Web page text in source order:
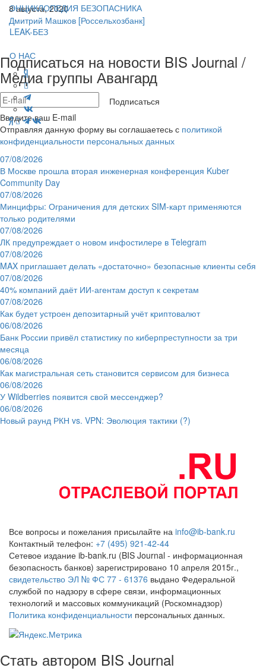
ЭНЦИКЛОПЕДИЯ БЕЗОПАСНИКА
LEAK-БЕЗ
О НАС
8 августа, 2020
Дмитрий Машков [Россельхозбанк]
Подписаться на новости BIS Journal /
Медиа группы Авангард
Подписаться
Введите ваш E-mail
Отправляя данную форму вы соглашаетесь с политикой
конфиденциальности персональных данных
07/08/2026
В Москве прошла вторая инженерная конференция Kuber
Community Day
07/08/2026
Минцифры: Ограничения для детских SIM-карт применяются
только родителями
07/08/2026
ЛК предупреждает о новом инфостилере в Telegram
07/08/2026
MAX приглашает делать «достаточно» безопасные клиенты себя
07/08/2026
40% компаний даёт ИИ‑агентам доступ к секретам
07/08/2026
Как будет устроен депозитарный учёт криптовалют
06/08/2026
Банк России привёл статистику по киберпреступности за три
месяца
06/08/2026
Как магистральная сеть становится сервисом для бизнеса
06/08/2026
У Wildberries появится свой мессенджер?
06/08/2026
Новый раунд РКН vs. VPN: Эволюция тактики (?)
Все вопросы и пожелания присылайте на info@ib-bank.ru
Контактный телефон: +7 (495) 921-42-44
Сетевое издание ib-bank.ru (BIS Journal - информационная
безопасность банков) зарегистрировано 10 апреля 2015г.,
свидетельство ЭЛ № ФС 77 - 61376 выдано Федеральной
службой по надзору в сфере связи, информационных
технологий и массовых коммуникаций (Роскомнадзор)
Политика конфиденциальности персональных данных.
Стать автором BIS Journal